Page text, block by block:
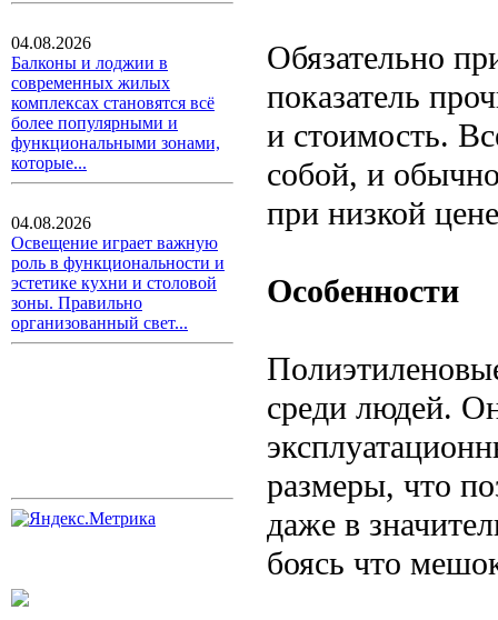
04.08.2026
Балконы и лоджии в
современных жилых
комплексах становятся всё
более популярными и
функциональными зонами,
которые...
04.08.2026
Освещение играет важную
роль в функциональности и
эстетике кухни и столовой
зоны. Правильно
организованный свет...
Обязательно
показатель
и стоимость.
собой, и
при низкой
Особенности
среди людей.
размеры, что
даже в
боясь что